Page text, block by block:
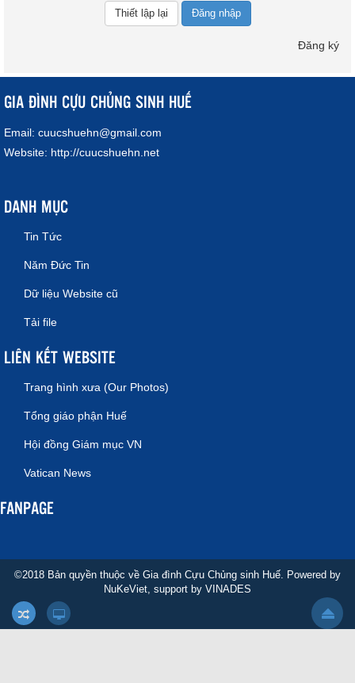
Đăng nhập
Đăng ký
GIA ĐÌNH CỰU CHỦNG SINH HUẾ
Email: cuucshuehn@gmail.com
Website: http://cuucshuehn.net
DANH MỤC
Tin Tức
Năm Đức Tin
Dữ liệu Website cũ
Tải file
LIÊN KẾT WEBSITE
Trang hình xưa (Our Photos)
Tổng giáo phận Huế
Hội đồng Giám mục VN
Vatican News
FANPAGE
©2018 Bản quyền thuộc về Gia đình Cựu Chủng sinh Huế. Powered by
NuKeViet, support by VINADES